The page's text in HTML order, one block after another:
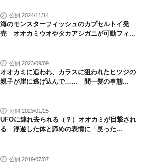
公開 2024/11/14
海のモンスターフィッシュのカプセルトイ発
売 オオカミウオやタカアシガニが可動フィ...
公開 2023/09/09
オオカミに追われ、カラスに狙われたヒツジの
親子が崖に逃げ込んで…… 間一髪の事態...
公開 2023/01/25
UFOに連れ去られる（？）オオカミが目撃され
る 浮遊した体と諦めの表情に「笑った...
公開 2019/07/07